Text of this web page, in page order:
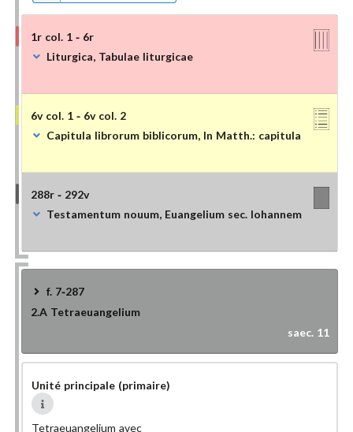
1r col. 1 - 6r
Liturgica, Tabulae liturgicae
6v col. 1 - 6v col. 2
Capitula librorum biblicorum, In Matth.: capitula
288r - 292v
Testamentum nouum, Euangelium sec. Iohannem
f. 7-287
2.A Tetraeuangelium
saec. 11
Unité principale (primaire)
Tetraeuangelium avec